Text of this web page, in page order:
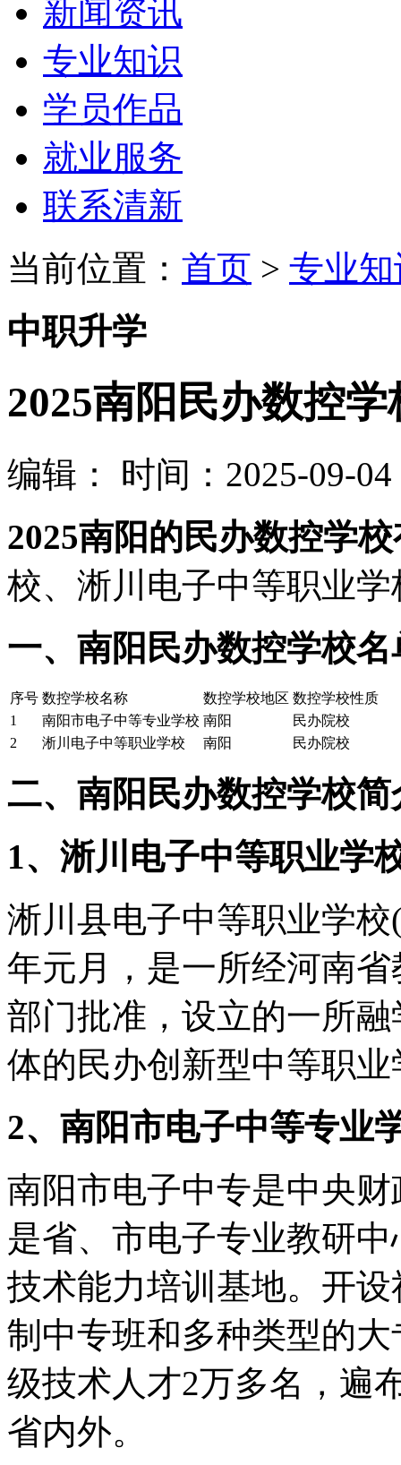
新闻资讯
专业知识
学员作品
就业服务
联系清新
当前位置： 首页 > 专业
中职升学
2025南阳民办数控
编辑：
时间：2025-09-04
2025南阳的民办数控学
校、淅川电子中等职业
一、南阳民办数控学校
序号 数控学校名称 数控学校地区 数控学校性质
1
南阳市电子中等专业学校 南阳
民办院校
2
淅川电子中等职业学校 南阳 民办院校
二、南阳民办数控学校简
1、淅川电子中等职业学
淅川县电子中等职业学
年元月，是一所经河南
部门批准，设立的一所
体的民办创新型中等职业
2、南阳市电子中等专业
南阳市电子中专是中央
是省、市电子专业教研
技术能力培训基地。开
制中专班和多种类型的
级技术人才2万多名，遍
省内外。